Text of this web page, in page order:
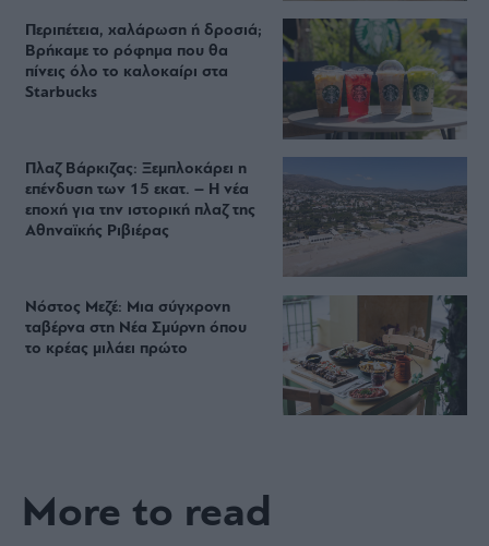
Περιπέτεια, χαλάρωση ή δροσιά;
Βρήκαμε το ρόφημα που θα
πίνεις όλο το καλοκαίρι στα
Starbucks
Πλαζ Βάρκιζας: Ξεμπλοκάρει η
επένδυση των 15 εκατ. – Η νέα
εποχή για την ιστορική πλαζ της
Αθηναϊκής Ριβιέρας
Νόστος Μεζέ: Μια σύγχρονη
ταβέρνα στη Νέα Σμύρνη όπου
το κρέας μιλάει πρώτο
More to read